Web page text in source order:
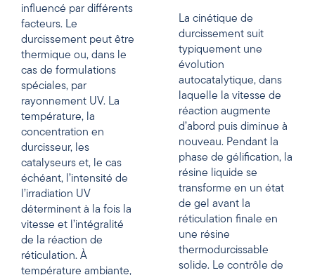
influencé par différents
facteurs. Le
durcissement peut être
thermique ou, dans le
cas de formulations
spéciales, par
rayonnement UV. La
température, la
concentration en
durcisseur, les
catalyseurs et, le cas
échéant, l’intensité de
l’irradiation UV
déterminent à la fois la
vitesse et l’intégralité
de la réaction de
réticulation. À
température ambiante,
La cinétique de
durcissement suit
typiquement une
évolution
autocatalytique, dans
laquelle la vitesse de
réaction augmente
d’abord puis diminue à
nouveau. Pendant la
phase de gélification, la
résine liquide se
transforme en un état
de gel avant la
réticulation finale en
une résine
thermodurcissable
solide. Le contrôle de